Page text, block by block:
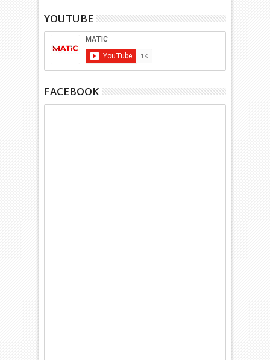
YOUTUBE
FACEBOOK